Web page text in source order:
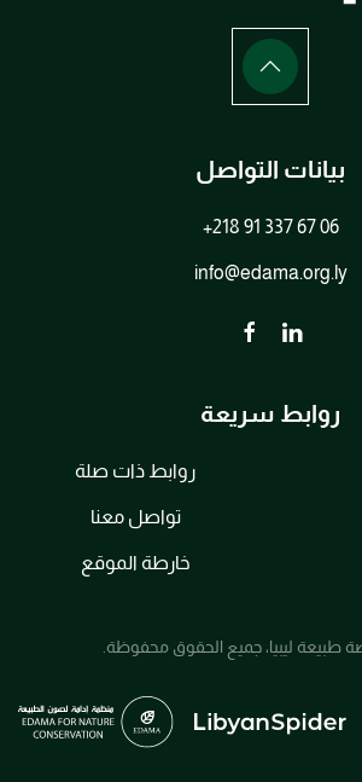
بيانات التواصل
+218 91 337 67 06
info@edama.org.ly
روابط سريعة
روابط ذات صلة
تواصل معنا
خارطة الموقع